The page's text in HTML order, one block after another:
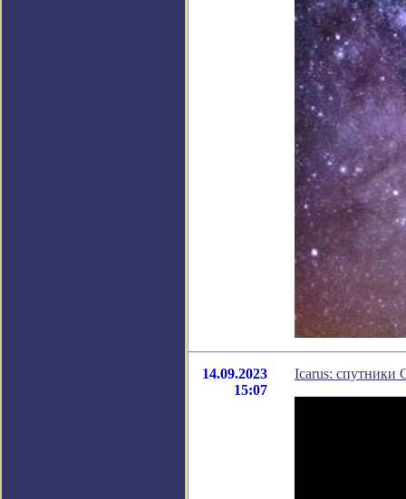
14.09.2023
15:07
Icarus: спутники